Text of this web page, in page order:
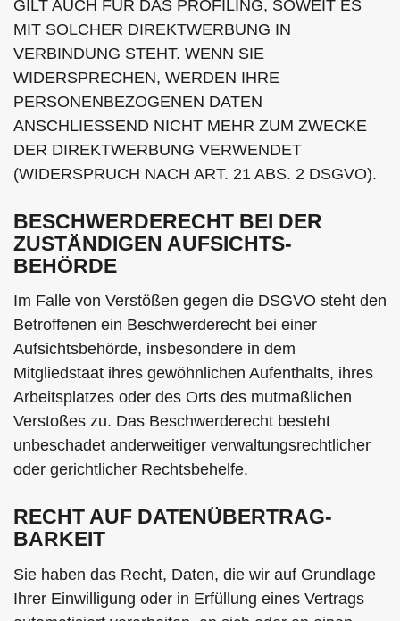
GILT AUCH FÜR DAS PROFILING, SOWEIT ES
MIT SOLCHER DIREKTWERBUNG IN
VERBINDUNG STEHT. WENN SIE
WIDERSPRECHEN, WERDEN IHRE
PERSONENBEZOGENEN DATEN
ANSCHLIESSEND NICHT MEHR ZUM ZWECKE
DER DIREKTWERBUNG VERWENDET
(WIDERSPRUCH NACH ART. 21 ABS. 2 DSGVO).
BESCHWERDE­RECHT BEI DER
ZUSTÄNDIGEN AUFSICHTS­
BEHÖRDE
Im Falle von Verstößen gegen die DSGVO steht den
Betroffenen ein Beschwerderecht bei einer
Aufsichtsbehörde, insbesondere in dem
Mitgliedstaat ihres gewöhnlichen Aufenthalts, ihres
Arbeitsplatzes oder des Orts des mutmaßlichen
Verstoßes zu. Das Beschwerderecht besteht
unbeschadet anderweitiger verwaltungsrechtlicher
oder gerichtlicher Rechtsbehelfe.
RECHT AUF DATEN­ÜBERTRAG­
BARKEIT
Sie haben das Recht, Daten, die wir auf Grundlage
Ihrer Einwilligung oder in Erfüllung eines Vertrags